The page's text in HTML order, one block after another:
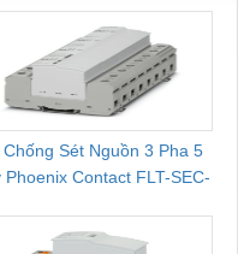
Chống Sét Nguồn 3 Pha 5
Phoenix Contact FLT-SEC-